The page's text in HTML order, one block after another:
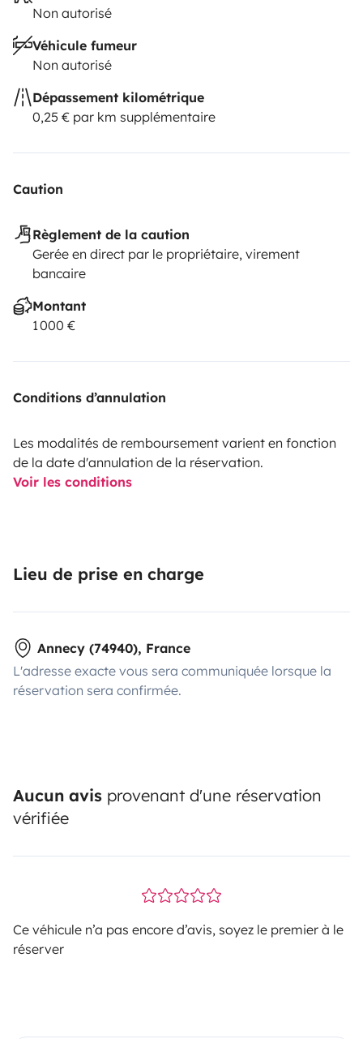
Non autorisé
Véhicule fumeur
Non autorisé
Dépassement kilométrique
0,25 € par km supplémentaire
Caution
Règlement de la caution
Gerée en direct par le propriétaire, virement
bancaire
Montant
1 000 €
Conditions d’annulation
Les modalités de remboursement varient en fonction
de la date d'annulation de la réservation.
Voir les conditions
Lieu de prise en charge
Annecy (74940), France
L'adresse exacte vous sera communiquée lorsque la
réservation sera confirmée.
Aucun avis provenant d'une réservation
vérifiée
Ce véhicule n’a pas encore d’avis, soyez le premier à le
réserver